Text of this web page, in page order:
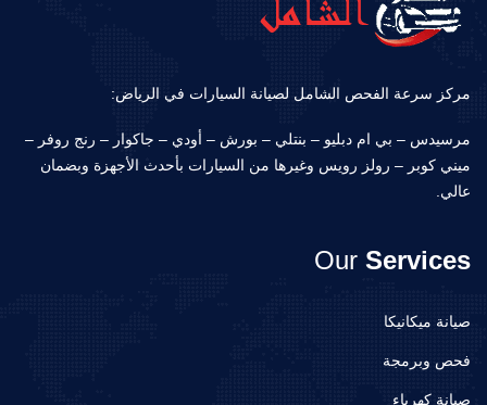
مركز سرعة الفحص الشامل لصيانة السيارات في الرياض:
مرسيدس – بي ام دبليو – بنتلي – بورش – أودي – جاكوار – رنج روفر –
ميني كوبر – رولز رويس وغيرها من السيارات بأحدث الأجهزة وبضمان
عالي.
Our Services
صيانة ميكانيكا
فحص وبرمجة
صيانة كهرباء